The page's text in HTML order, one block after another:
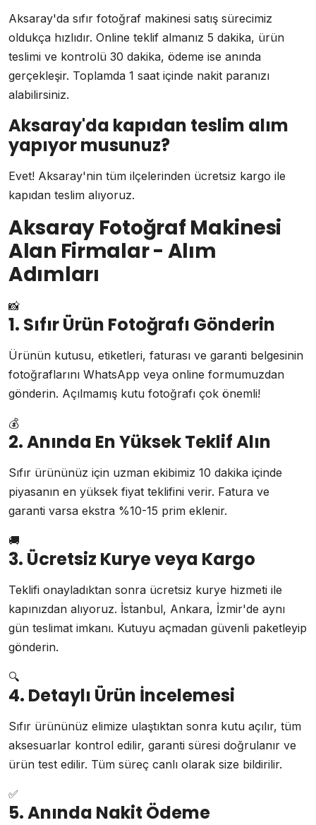
Aksaray'da sıfır fotoğraf makinesi satış sürecimiz
oldukça hızlıdır. Online teklif almanız 5 dakika, ürün
teslimi ve kontrolü 30 dakika, ödeme ise anında
gerçekleşir. Toplamda 1 saat içinde nakit paranızı
alabilirsiniz.
Aksaray'da kapıdan teslim alım
yapıyor musunuz?
Evet! Aksaray'nin tüm ilçelerinden ücretsiz kargo ile
kapıdan teslim alıyoruz.
Aksaray Fotoğraf Makinesi
Alan Firmalar - Alım
Adımları
📸
1. Sıfır Ürün Fotoğrafı Gönderin
Ürünün kutusu, etiketleri, faturası ve garanti belgesinin
fotoğraflarını WhatsApp veya online formumuzdan
gönderin. Açılmamış kutu fotoğrafı çok önemli!
💰
2. Anında En Yüksek Teklif Alın
Sıfır ürününüz için uzman ekibimiz 10 dakika içinde
piyasanın en yüksek fiyat teklifini verir. Fatura ve
garanti varsa ekstra %10-15 prim eklenir.
🚚
3. Ücretsiz Kurye veya Kargo
Teklifi onayladıktan sonra ücretsiz kurye hizmeti ile
kapınızdan alıyoruz. İstanbul, Ankara, İzmir'de aynı
gün teslimat imkanı. Kutuyu açmadan güvenli paketleyip
gönderin.
🔍
4. Detaylı Ürün İncelemesi
Sıfır ürününüz elimize ulaştıktan sonra kutu açılır, tüm
aksesuarlar kontrol edilir, garanti süresi doğrulanır ve
ürün test edilir. Tüm süreç canlı olarak size bildirilir.
✅
5. Anında Nakit Ödeme